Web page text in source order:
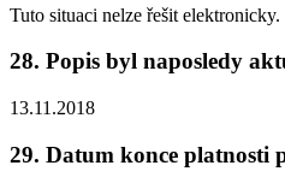
Tuto situaci nelze řešit elektronicky.
28. Popis byl naposledy
13.11.2018
29. Datum konce platnosti